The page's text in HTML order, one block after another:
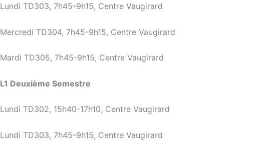
Lundi TD303, 7h45-9h15, Centre Vaugirard
Mercredi TD304, 7h45-9h15, Centre Vaugirard
Mardi TD305, 7h45-9h15, Centre Vaugirard
L1 Deuxième Semestre
Lundi TD302, 15h40-17h10, Centre Vaugirard
Lundi TD303, 7h45-9h15, Centre Vaugirard